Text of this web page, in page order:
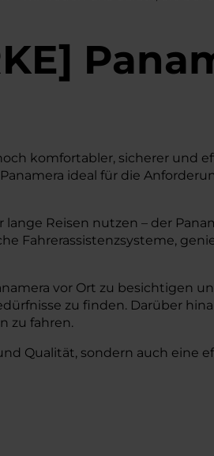
]
komfortabler, sicherer und
ideal für die
Reisen nutzen – der
Fahrerassistenzsysteme,
vor Ort zu besichtigen
zu finden. Darüber
zu fahren.
Qualität, sondern auch eine